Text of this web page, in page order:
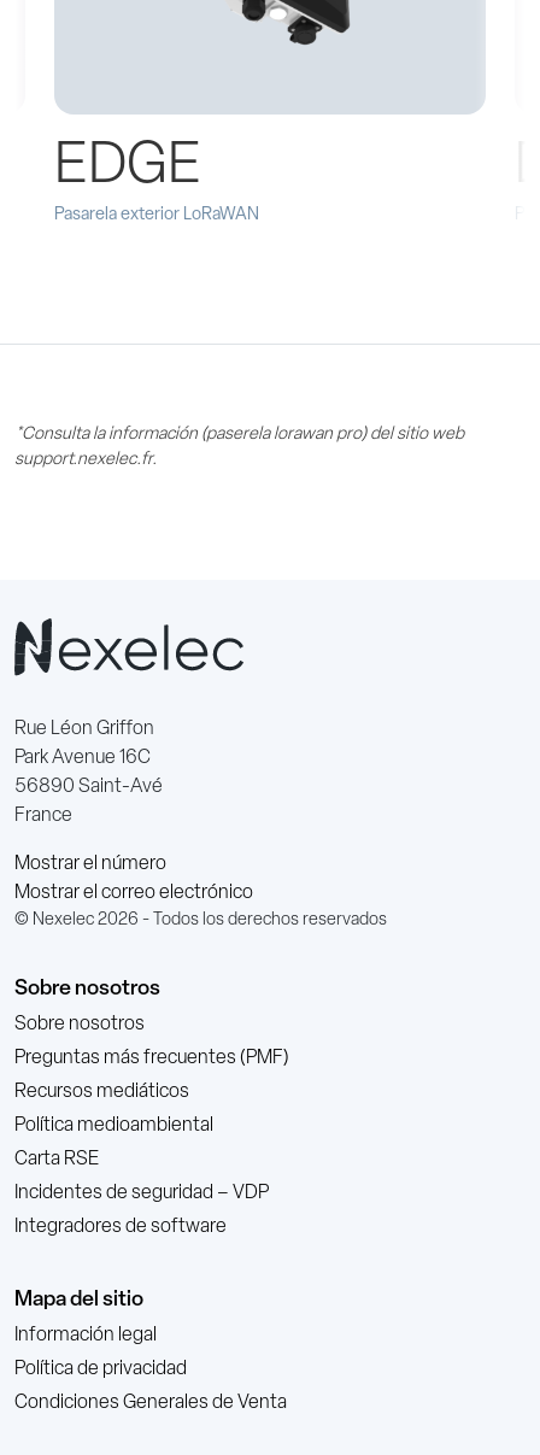
EDGE
Pasarela exterior LoRaWAN
*Consulta la información (paserela lorawan pro) del sitio web
support.nexelec.fr.
Rue Léon Griffon
Park Avenue 16C
56890 Saint-Avé
France
Mostrar el número
Mostrar el correo electrónico
© Nexelec 2026 - Todos los derechos reservados
Sobre nosotros
Sobre nosotros
Preguntas más frecuentes (PMF)
Recursos mediáticos
Política medioambiental
Carta RSE
Incidentes de seguridad – VDP
Integradores de software
Mapa del sitio
Información legal
Política de privacidad
Condiciones Generales de Venta